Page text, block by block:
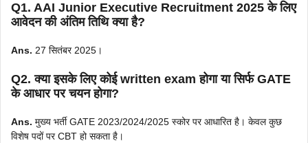
Q1. AAI Junior Executive Recruitment 2025 के लिए
आवेदन की अंतिम तिथि क्या है?
Ans. 27 सितंबर 2025।
Q2. क्या इसके लिए कोई written exam होगा या सिर्फ GATE
के आधार पर चयन होगा?
Ans. मुख्य भर्ती GATE 2023/2024/2025 स्कोर पर आधारित है। केवल कुछ
विशेष पदों पर CBT हो सकता है।